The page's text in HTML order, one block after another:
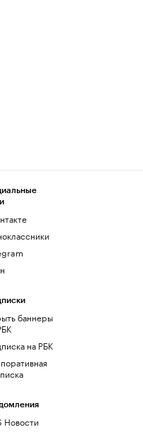
баннеры
на РБК
Новости